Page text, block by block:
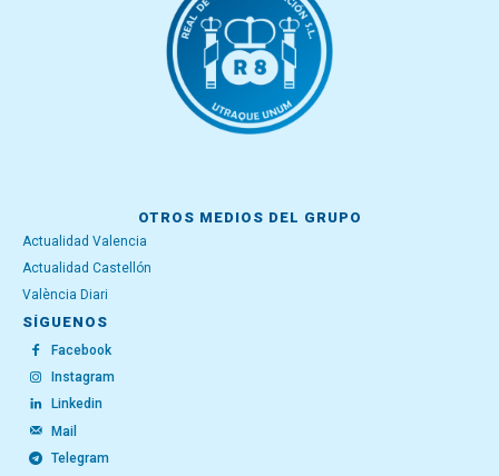
OTROS MEDIOS DEL GRUPO
Actualidad Valencia
Actualidad Castellón
València Diari
SÍGUENOS
Facebook
Instagram
Linkedin
Mail
Telegram